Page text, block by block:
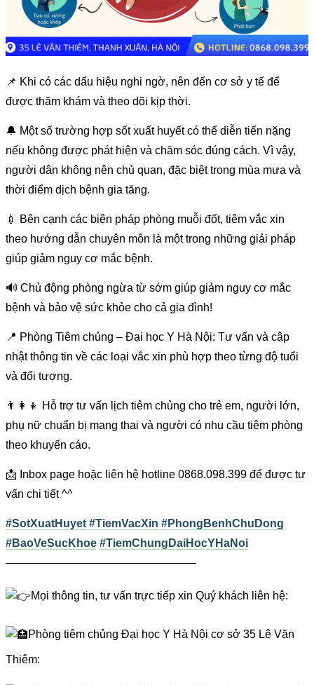
📌 Khi có các dấu hiệu nghi ngờ, nên đến cơ sở y tế để
được thăm khám và theo dõi kịp thời.
🔔 Một số trường hợp sốt xuất huyết có thể diễn tiến nặng
nếu không được phát hiện và chăm sóc đúng cách. Vì vậy,
người dân không nên chủ quan, đặc biệt trong mùa mưa và
thời điểm dịch bệnh gia tăng.
💉 Bên cạnh các biện pháp phòng muỗi đốt, tiêm vắc xin
theo hướng dẫn chuyên môn là một trong những giải pháp
giúp giảm nguy cơ mắc bệnh.
🔊 Chủ động phòng ngừa từ sớm giúp giảm nguy cơ mắc
bệnh và bảo vệ sức khỏe cho cả gia đình!
📍 Phòng Tiêm chủng – Đại học Y Hà Nội: Tư vấn và cập
nhật thông tin về các loại vắc xin phù hợp theo từng độ tuổi
và đối tượng.
👨‍👩‍👧 Hỗ trợ tư vấn lịch tiêm chủng cho trẻ em, người lớn,
phụ nữ chuẩn bị mang thai và người có nhu cầu tiêm phòng
theo khuyến cáo.
📩 Inbox page hoặc liên hệ hotline 0868.098.399 để được tư
vấn chi tiết ^^
#SotXuatHuyet #TiemVacXin #PhongBenhChuDong
#BaoVeSucKhoe #TiemChungDaiHocYHaNoi
—————————————————
Mọi thông tin, tư vấn trực tiếp xin Quý khách liên hệ:
Phòng tiêm chủng Đại học Y Hà Nội cơ sở 35 Lê Văn
Thiêm: